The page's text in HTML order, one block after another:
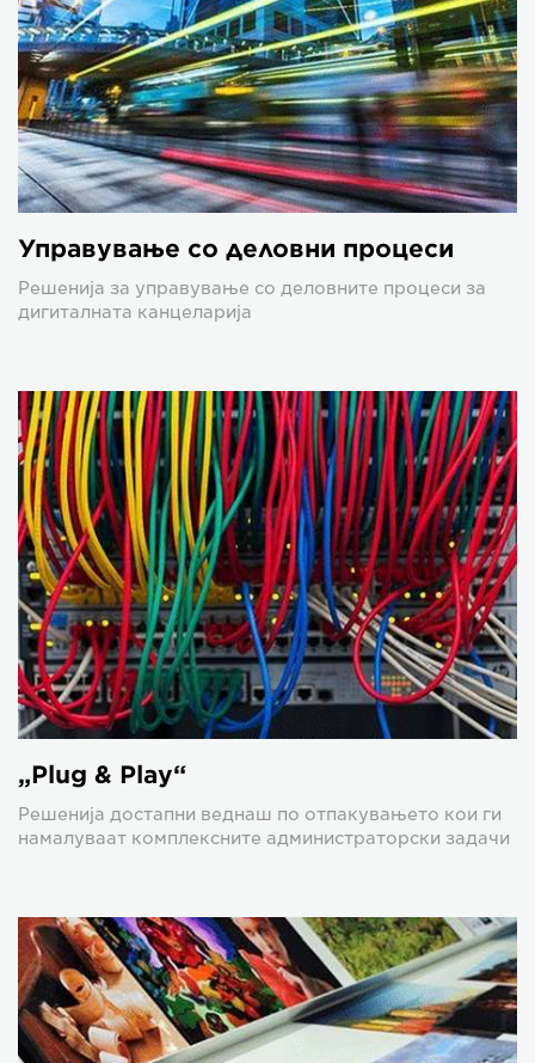
Управување со деловни процеси
Решенија за управување со деловните процеси за
дигиталната канцеларија
„Plug & Play“
Решенија достапни веднаш по отпакувањето кои ги
намалуваат комплексните администраторски задачи